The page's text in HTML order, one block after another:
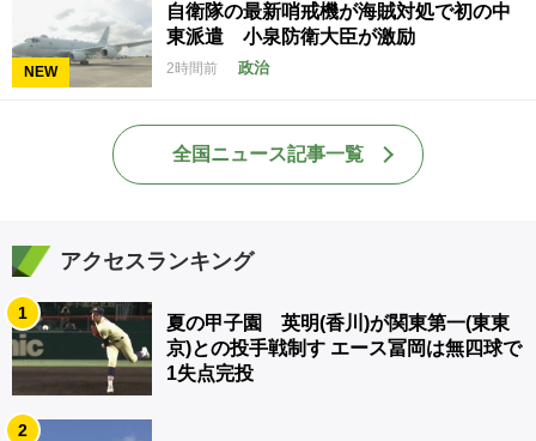
NEW
自衛隊の最新哨戒機が海賊対処で初の中
東派遣 小泉防衛大臣が激励
2時間前 政治
全国ニュース記事一覧
アクセスランキング
1
夏の甲子園 英明(香川)が関東第一(東東
京)との投手戦制す エース冨岡は無四球で
1失点完投
2